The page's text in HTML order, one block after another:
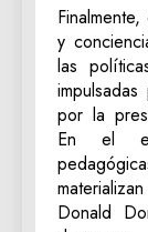
y
las
por la
En el
Donald